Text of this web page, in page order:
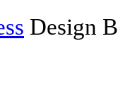
Design